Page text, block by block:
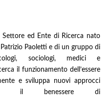
ed Ente di Ricerca nato
Paoletti e di un gruppo di
sociologi, medici e
il funzionamento dell’essere
e sviluppa nuovi approcci
il benessere di